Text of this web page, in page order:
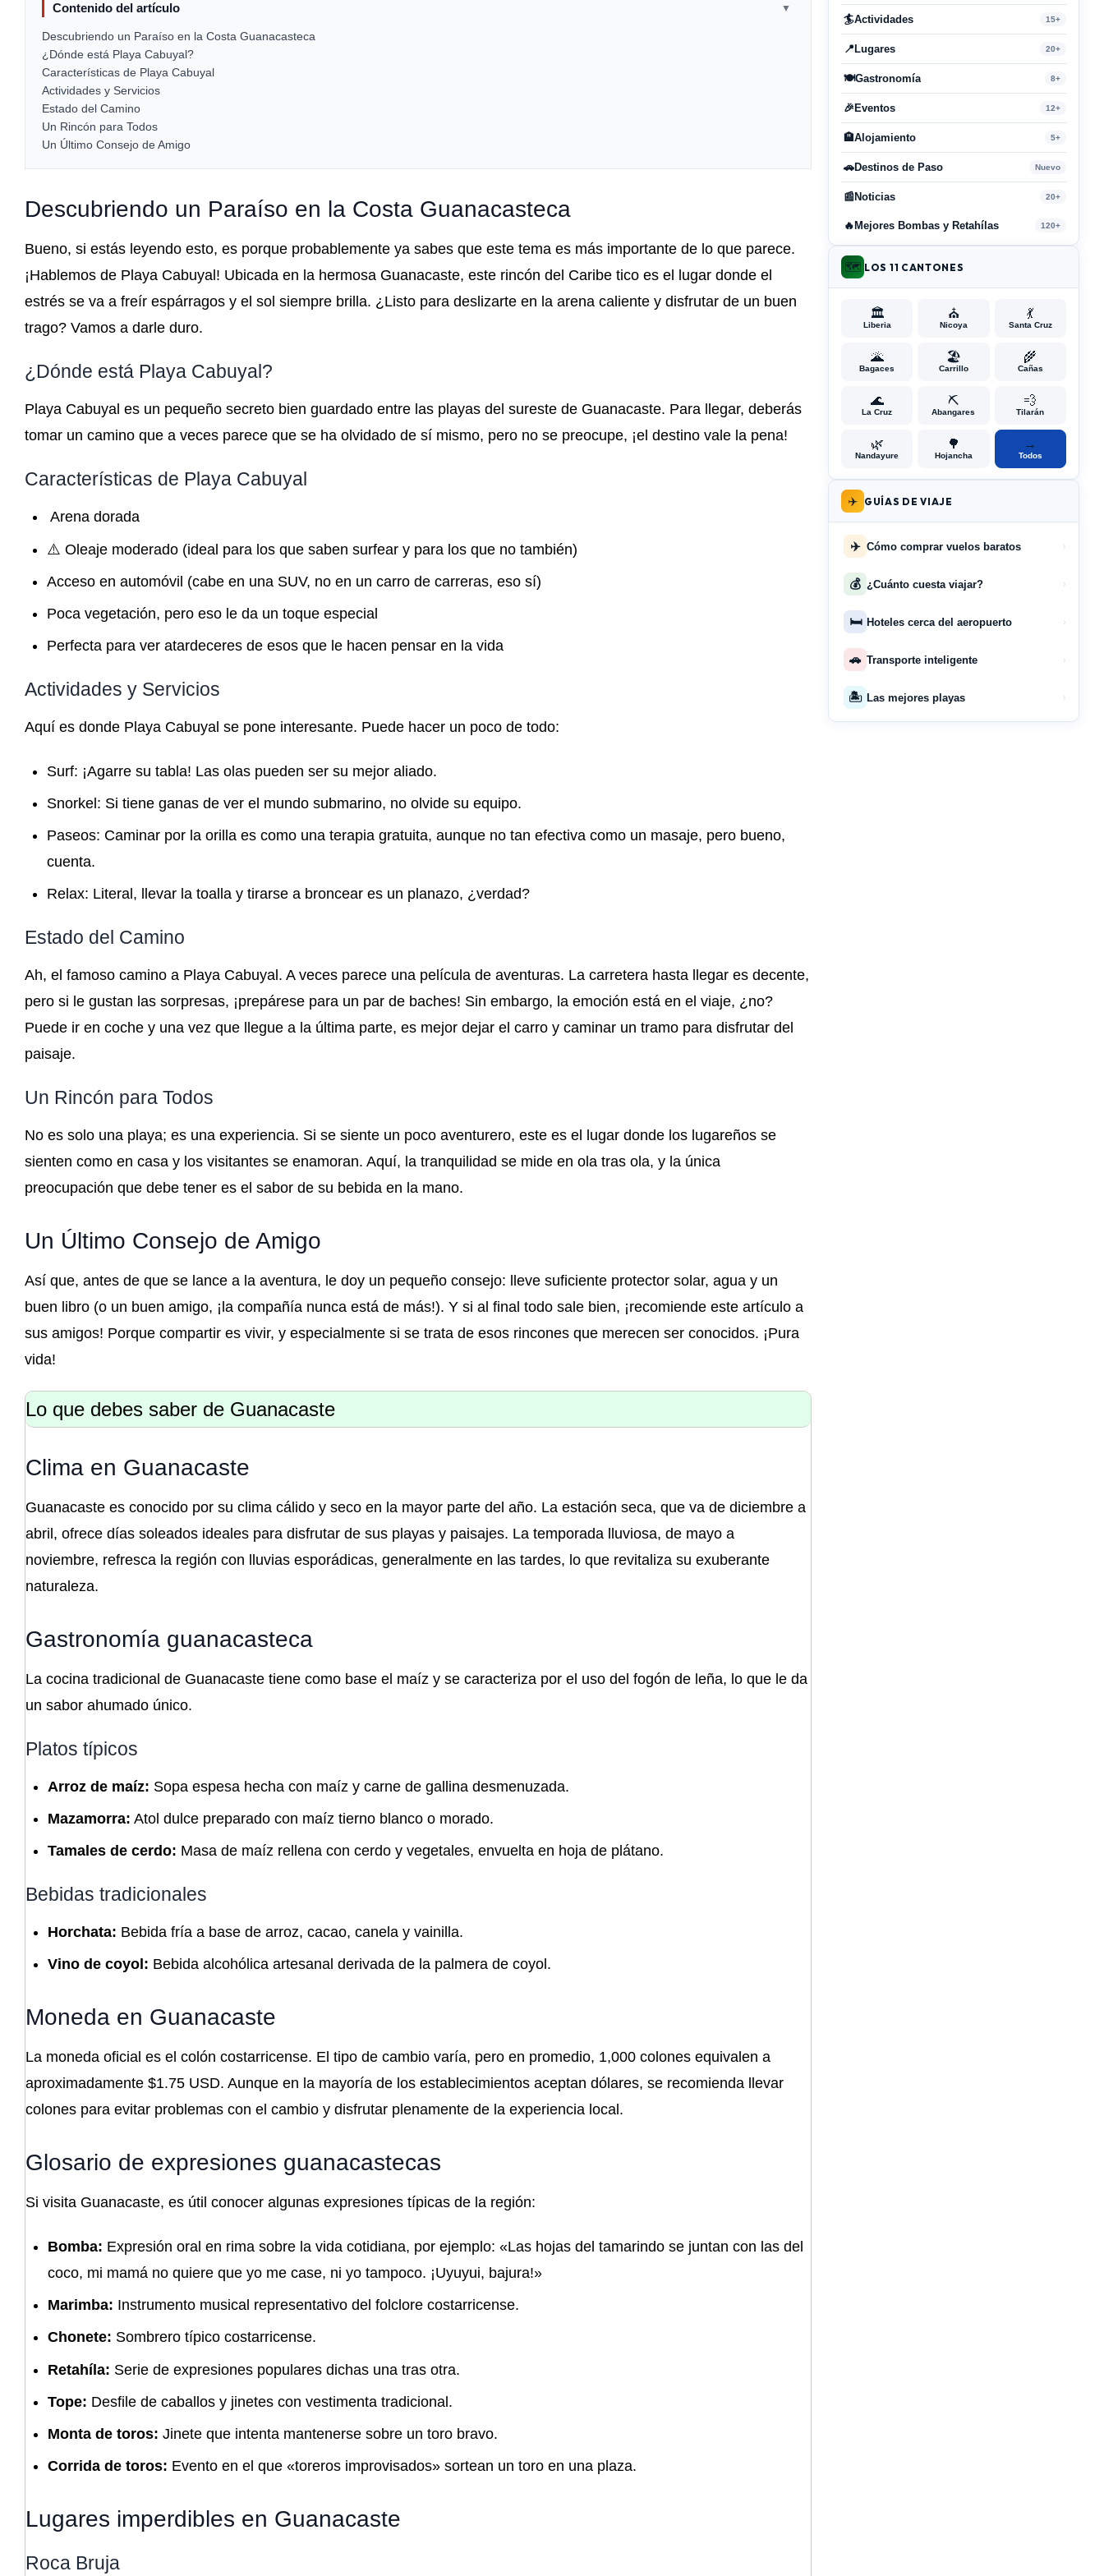
Contenido del artículo ▼
Descubriendo un Paraíso en la Costa Guanacasteca
¿Dónde está Playa Cabuyal?
Características de Playa Cabuyal
Actividades y Servicios
Estado del Camino
Un Rincón para Todos
Un Último Consejo de Amigo
Descubriendo un Paraíso en la Costa Guanacasteca
Bueno, si estás leyendo esto, es porque probablemente ya sabes que este tema es más importante de lo que parece.
¡Hablemos de Playa Cabuyal! Ubicada en la hermosa Guanacaste, este rincón del Caribe tico es el lugar donde el
estrés se va a freír espárragos y el sol siempre brilla. ¿Listo para deslizarte en la arena caliente y disfrutar de un buen
trago? Vamos a darle duro.
¿Dónde está Playa Cabuyal?
Playa Cabuyal es un pequeño secreto bien guardado entre las playas del sureste de Guanacaste. Para llegar, deberás
tomar un camino que a veces parece que se ha olvidado de sí mismo, pero no se preocupe, ¡el destino vale la pena!
Características de Playa Cabuyal
️ Arena dorada
⚠️ Oleaje moderado (ideal para los que saben surfear y para los que no también)
Acceso en automóvil (cabe en una SUV, no en un carro de carreras, eso sí)
Poca vegetación, pero eso le da un toque especial
Perfecta para ver atardeceres de esos que le hacen pensar en la vida
Actividades y Servicios
Aquí es donde Playa Cabuyal se pone interesante. Puede hacer un poco de todo:
Surf: ¡Agarre su tabla! Las olas pueden ser su mejor aliado.
Snorkel: Si tiene ganas de ver el mundo submarino, no olvide su equipo.
Paseos: Caminar por la orilla es como una terapia gratuita, aunque no tan efectiva como un masaje, pero bueno,
cuenta.
Relax: Literal, llevar la toalla y tirarse a broncear es un planazo, ¿verdad?
Estado del Camino
Ah, el famoso camino a Playa Cabuyal. A veces parece una película de aventuras. La carretera hasta llegar es decente,
pero si le gustan las sorpresas, ¡prepárese para un par de baches! Sin embargo, la emoción está en el viaje, ¿no?
Puede ir en coche y una vez que llegue a la última parte, es mejor dejar el carro y caminar un tramo para disfrutar del
paisaje.
Un Rincón para Todos
No es solo una playa; es una experiencia. Si se siente un poco aventurero, este es el lugar donde los lugareños se
sienten como en casa y los visitantes se enamoran. Aquí, la tranquilidad se mide en ola tras ola, y la única
preocupación que debe tener es el sabor de su bebida en la mano.
Un Último Consejo de Amigo
Así que, antes de que se lance a la aventura, le doy un pequeño consejo: lleve suficiente protector solar, agua y un
buen libro (o un buen amigo, ¡la compañía nunca está de más!). Y si al final todo sale bien, ¡recomiende este artículo a
sus amigos! Porque compartir es vivir, y especialmente si se trata de esos rincones que merecen ser conocidos. ¡Pura
vida!
Lo que debes saber de Guanacaste
Clima en Guanacaste
Guanacaste es conocido por su clima cálido y seco en la mayor parte del año. La estación seca, que va de diciembre a
abril, ofrece días soleados ideales para disfrutar de sus playas y paisajes. La temporada lluviosa, de mayo a
noviembre, refresca la región con lluvias esporádicas, generalmente en las tardes, lo que revitaliza su exuberante
naturaleza.
Gastronomía guanacasteca
La cocina tradicional de Guanacaste tiene como base el maíz y se caracteriza por el uso del fogón de leña, lo que le da
un sabor ahumado único.
Platos típicos
Arroz de maíz: Sopa espesa hecha con maíz y carne de gallina desmenuzada.
Mazamorra: Atol dulce preparado con maíz tierno blanco o morado.
Tamales de cerdo: Masa de maíz rellena con cerdo y vegetales, envuelta en hoja de plátano.
Bebidas tradicionales
Horchata: Bebida fría a base de arroz, cacao, canela y vainilla.
Vino de coyol: Bebida alcohólica artesanal derivada de la palmera de coyol.
Moneda en Guanacaste
La moneda oficial es el colón costarricense. El tipo de cambio varía, pero en promedio, 1,000 colones equivalen a
aproximadamente $1.75 USD. Aunque en la mayoría de los establecimientos aceptan dólares, se recomienda llevar
colones para evitar problemas con el cambio y disfrutar plenamente de la experiencia local.
Glosario de expresiones guanacastecas
Si visita Guanacaste, es útil conocer algunas expresiones típicas de la región:
Bomba: Expresión oral en rima sobre la vida cotidiana, por ejemplo: «Las hojas del tamarindo se juntan con las del
coco, mi mamá no quiere que yo me case, ni yo tampoco. ¡Uyuyui, bajura!»
Marimba: Instrumento musical representativo del folclore costarricense.
Chonete: Sombrero típico costarricense.
Retahíla: Serie de expresiones populares dichas una tras otra.
Tope: Desfile de caballos y jinetes con vestimenta tradicional.
Monta de toros: Jinete que intenta mantenerse sobre un toro bravo.
Corrida de toros: Evento en el que «toreros improvisados» sortean un toro en una plaza.
Lugares imperdibles en Guanacaste
Roca Bruja
🏄Actividades 15+
📍 Lugares 20+
🍽️Gastronomía 8+
🎉 Eventos 12+
🏨Alojamiento 5+
🚗Destinos de Paso Nuevo
📰 Noticias 20+
🔥 Mejores Bombas y Retahílas 120+
🗺️ LOS 11 CANTONES
🏛️
Liberia
⛪
Nicoya
💃
Santa Cruz
🌋
Bagaces
🏖️
Carrillo
🌾
Cañas
🌊
La Cruz
⛏️
Abangares
💨
Tilarán
🌿
Nandayure
🌳
Hojancha
→
Todos
✈️ GUÍAS DE VIAJE
✈️ Cómo comprar vuelos baratos ›
💰 ¿Cuánto cuesta viajar? ›
🛏️ Hoteles cerca del aeropuerto ›
🚗 Transporte inteligente ›
🏝️ Las mejores playas ›